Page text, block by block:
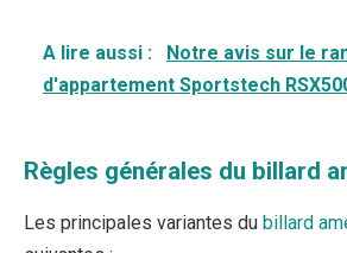
A lire aussi :
Notre avis sur le
d'appartement Sportstech
Règles générales du billard
Les principales variantes du billard